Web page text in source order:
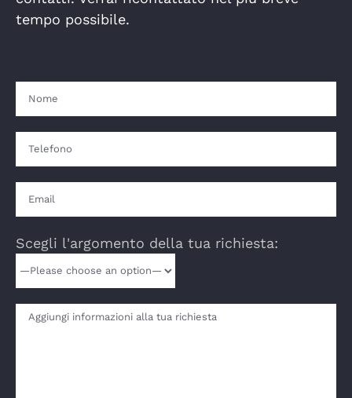
tempo possibile.
Scegli l'argomento della tua richiesta: